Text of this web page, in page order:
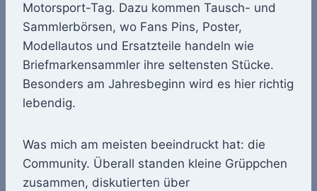
Motorsport-Tag. Dazu kommen Tausch- und
Sammlerbörsen, wo Fans Pins, Poster,
Modellautos und Ersatzteile handeln wie
Briefmarkensammler ihre seltensten Stücke.
Besonders am Jahresbeginn wird es hier richtig
lebendig.
Was mich am meisten beeindruckt hat: die
Community. Überall standen kleine Grüppchen
zusammen, diskutierten über